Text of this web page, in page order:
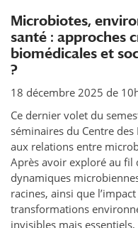
Microbiotes,
santé : approches
biomédicales et
?
18 décembre 2025 de
Ce dernier volet du
séminaires du Centre
aux relations entre
Après avoir exploré au fil
dynamiques
racines, ainsi que
transformations
invisibles mais